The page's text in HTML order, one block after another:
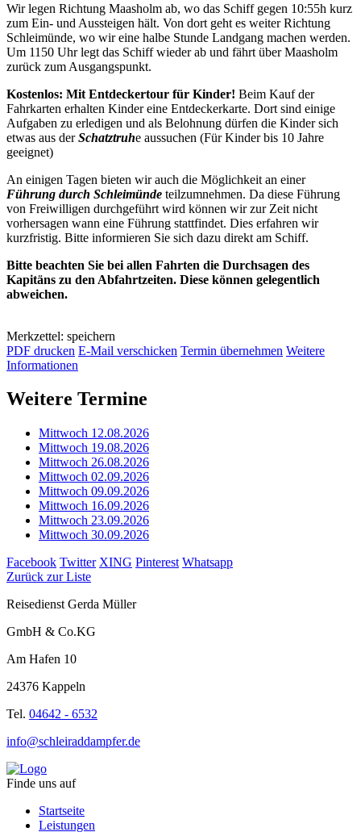
Wir legen Richtung Maasholm ab, wo das Schiff gegen 10:55h kurz
zum Ein- und Aussteigen hält. Von dort geht es weiter Richtung
Schleimünde, wo wir eine halbe Stunde Landgang machen werden.
Um 1150 Uhr legt das Schiff wieder ab und fährt über Maasholm
zurück zum Ausgangspunkt.
Kostenlos: Mit Entdeckertour für Kinder! Beim Kauf der
Fahrkarten erhalten Kinder eine Entdeckerkarte. Dort sind einige
Aufgaben zu erledigen und als Belohnung dürfen die Kinder sich
etwas aus derSchatztruhe aussuchen (Für Kinder bis 10 Jahre
geeignet)
An einigen Tagen bieten wir auch die Möglichkeit an einer
Führung durch Schleimünde teilzumnehmen. Da diese Führung
von Freiwilligen durchgeführt wird können wir zur Zeit nicht
vorhersagen wann eine Führung stattfindet. Dies erfahren wir
kurzfristig. Bitte informieren Sie sich dazu direkt am Schiff.
Bitte beachten Sie bei allen Fahrten die Durchsagen des
Kapitäns zu den Abfahrtzeiten. Diese können gelegentlich
abweichen.
Merkzettel: speichern
PDF drucken E-Mail verschicken Termin übernehmen Weitere
Informationen
Weitere Termine
Mittwoch 12.08.2026
Mittwoch 19.08.2026
Mittwoch 26.08.2026
Mittwoch 02.09.2026
Mittwoch 09.09.2026
Mittwoch 16.09.2026
Mittwoch 23.09.2026
Mittwoch 30.09.2026
Facebook Twitter XING Pinterest Whatsapp
Zurück zur Liste
Reisedienst Gerda Müller
GmbH & Co.KG
Am Hafen 10
24376 Kappeln
Tel. 04642 - 6532
info@schleiraddampfer.de
Finde uns auf
Startseite
Leistungen